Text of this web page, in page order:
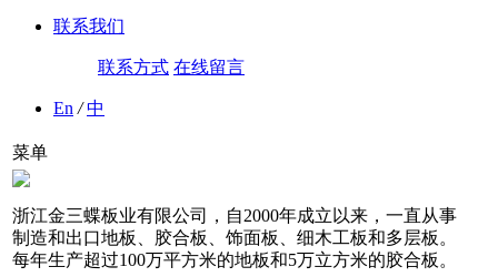
联系我们
联系方式 在线留言
En /中
菜单
浙江金三蝶板业有限公司，自2000年成立以来，一直从事
制造和出口地板、胶合板、饰面板、细木工板和多层板。
每年生产超过100万平方米的地板和5万立方米的胶合板。